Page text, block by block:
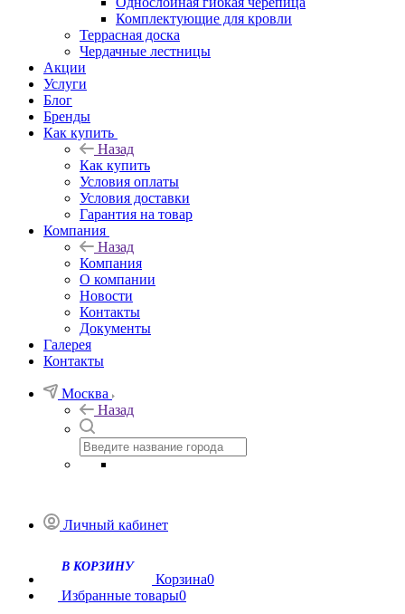
Комплектующие для кровли
Террасная доска
Чердачные лестницы
Акции
Услуги
Блог
Бренды
Как купить
Назад
Как купить
Условия оплаты
Условия доставки
Гарантия на товар
Компания
Назад
Компания
О компании
Новости
Контакты
Документы
Галерея
Контакты
Москва
Назад
Личный кабинет
В КОРЗИНУ
Корзина0
Избранные товары0